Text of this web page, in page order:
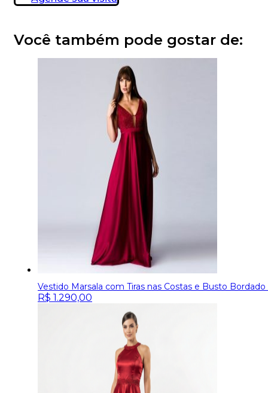
Você também pode gostar de:
Vestido Marsala com Tiras nas Costas e Busto
R$ 1.290,00